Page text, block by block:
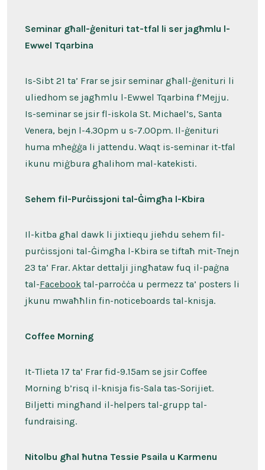
Seminar għall-ġenituri tat-tfal li ser jagħmlu l-
Ewwel Tqarbina
Is-Sibt 21 ta’ Frar se jsir seminar għall-ġenituri li
uliedhom se jagħmlu l-Ewwel Tqarbina f’Mejju.
Is-seminar se jsir fl-iskola St. Michael’s, Santa
Venera, bejn l-4.30pm u s-7.00pm. Il-ġenituri
huma mħeġġa li jattendu. Waqt is-seminar it-tfal
ikunu miġbura għalihom mal-katekisti.
Sehem fil-Purċissjoni tal-Ġimgħa l-Kbira
Il-kitba għal dawk li jixtiequ jieħdu sehem fil-
purċissjoni tal-Ġimgħa l-Kbira se tiftaħ mit-Tnejn
23 ta’ Frar. Aktar dettalji jingħataw fuq il-paġna
tal-Facebooktal-parroċċa u permezz ta’ posters li
jkunu mwaħħlin fin-noticeboards tal-knisja.
Coffee Morning
It-Tlieta 17 ta’ Frar fid-9.15am se jsir Coffee
Morning b’risq il-knisja fis-Sala tas-Sorijiet.
Biljetti mingħand il-helpers tal-grupp tal-
fundraising.
Nitolbu għal ħutna Tessie Psaila u Karmenu